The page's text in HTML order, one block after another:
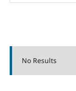
No Results